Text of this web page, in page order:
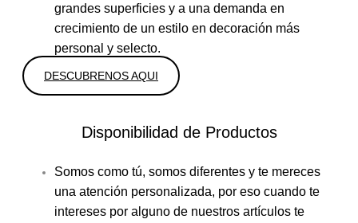
grandes superficies y a una demanda en
crecimiento de un estilo en decoración más
personal y selecto.
DESCUBRENOS AQUI
Disponibilidad de Productos
Somos como tú, somos diferentes y te mereces
una atención personalizada, por eso cuando te
intereses por alguno de nuestros artículos te